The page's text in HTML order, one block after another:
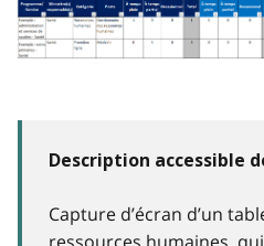
Description accessible
Capture d’écran d’un